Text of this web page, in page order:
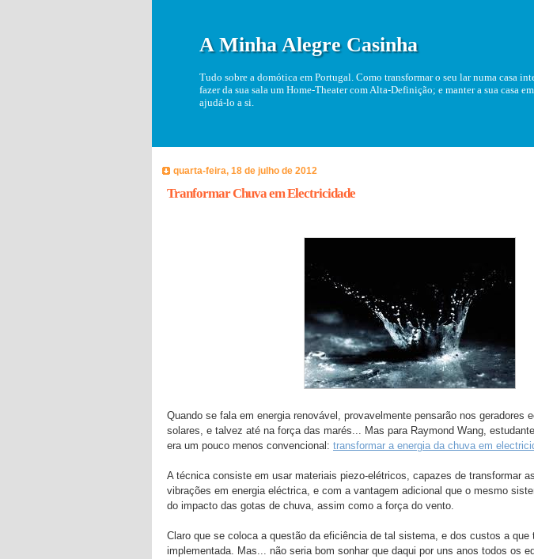
A Minha Alegre Casinha
Tudo sobre a domótica em Portugal. Como transformar o seu lar numa casa
fazer da sua sala um Home-Theater com Alta-Definição; e manter a sua casa
ajudá-lo a si.
quarta-feira, 18 de julho de 2012
Tranformar Chuva em Electricidade
Quando se fala em energia renovável, provavelmente pensarão nos geradores
solares, e talvez até na força das marés... Mas para Raymond Wang,
era um pouco menos convencional: transformar a energia da chuva em
A técnica consiste em usar materiais piezo-elétricos, capazes de transformar
vibrações em energia eléctrica, e com a vantagem adicional que o mesmo
do impacto das gotas de chuva, assim como a força do vento.
Claro que se coloca a questão da eficiência de tal sistema, e dos custos a que
implementada. Mas... não seria bom sonhar que daqui por uns anos todos os